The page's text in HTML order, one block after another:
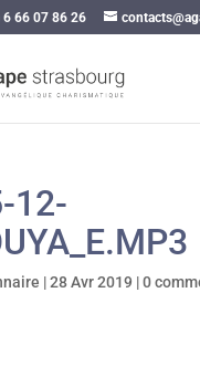
6 66 07 86 26
12-
|28 Avr 2019 |0